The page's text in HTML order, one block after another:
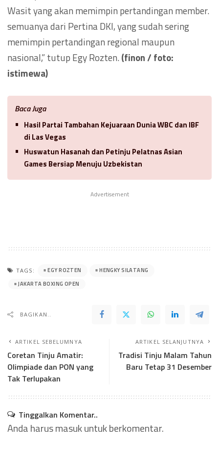
Wasit yang akan memimpin pertandingan member.
semuanya dari Pertina DKI, yang sudah sering
memimpin pertandingan regional maupun
nasional,” tutup Egy Rozten.(finon / foto:
istimewa)
Baca Juga
Hasil Partai Tambahan Kejuaraan Dunia WBC dan IBF
di Las Vegas
Huswatun Hasanah dan Petinju Pelatnas Asian
Games Bersiap Menuju Uzbekistan
Advertisement
TAGS: EGY ROZTEN
HENGKY SILATANG
JAKARTA BOXING OPEN
BAGIKAN..
ARTIKEL SEBELUMNYA
Coretan Tinju Amatir:
Olimpiade dan PON yang
Tak Terlupakan
ARTIKEL SELANJUTNYA
Tradisi Tinju Malam Tahun
Baru Tetap 31 Desember
Tinggalkan Komentar..
Anda harusmasukuntuk berkomentar.